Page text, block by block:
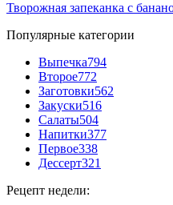
Творожная запеканка с
Популярные категории
Выпечка794
Второе772
Заготовки562
Закуски516
Салаты504
Напитки377
Первое338
Дессерт321
Рецепт недели: